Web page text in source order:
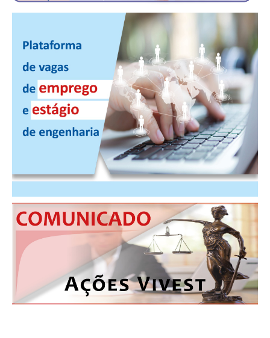
SEESP NOTÍCIAS
NOTÍCIAS NO WHATSAPP
FOTOS
PUBLICAÇÕES
MANUAL DE REDAÇÃO
CONTATO
CADASTRO
ATUALIZAÇÃO CADASTRAL